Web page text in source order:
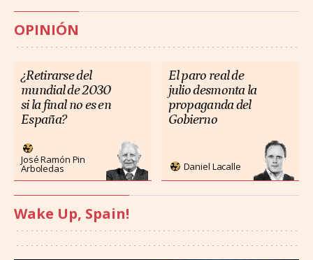
OPINIÓN
¿Retirarse del
mundial de 2030
si la final no es en
España?
José Ramón Pin
Arboledas
El paro real de
julio desmonta la
propaganda del
Gobierno
Daniel Lacalle
Wake Up, Spain!